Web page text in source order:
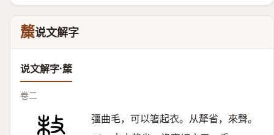
斄说文解字
说文解字·斄
卷二
彊曲毛，可以箸起衣。从犛省，來聲。